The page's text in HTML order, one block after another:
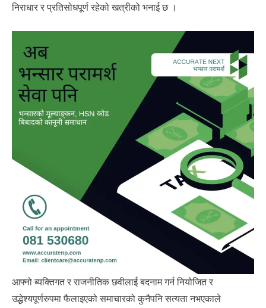
निराधार र प्रतिसोधपूर्ण रहेको खत्रीको भनाई छ ।
आफ्नो ब्यक्तिगत र राजनीतिक छवीलाई बदनाम गर्न नियोजित र
उद्धेश्यपूर्णरुपमा फैलाइएको समाचारको कुनैपनि सत्यता नभएकाले